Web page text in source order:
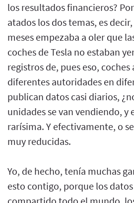
los resultados financieros?
atados los dos temas, es
meses empezaba a oler que
coches de Tesla no estaban
registros de, pues eso, coches
diferentes autoridades en
publican datos casi diarios,
unidades se van vendiendo, y
rarísima. Y efectivamente, o
muy reducidas.
Yo, de hecho, tenía muchas
esto contigo, porque los datos